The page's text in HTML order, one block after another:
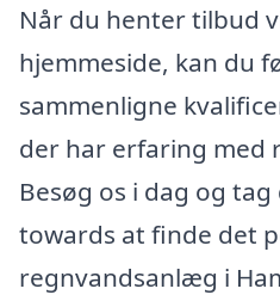
Når du henter tilbud
hjemmeside, kan du
sammenligne
der har erfaring med
Besøg os i dag og
towards at finde det
regnvandsanlæg i